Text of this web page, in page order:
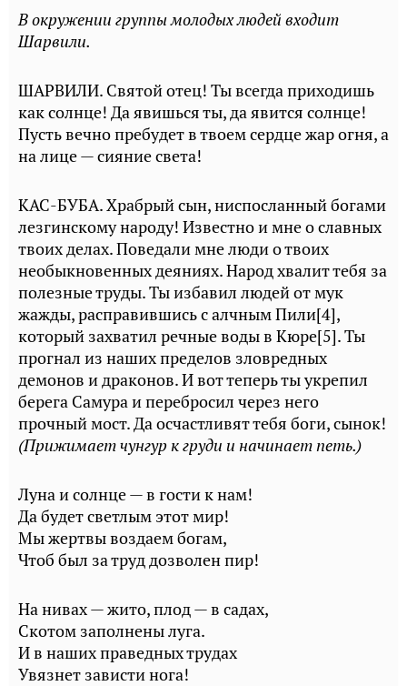
В окружении группы молодых людей входит
Шарвили.
ШАРВИЛИ. Святой отец! Ты всегда приходишь
как солнце! Да явишься ты, да явится солнце!
Пусть вечно пребудет в твоем сердце жар огня, а
на лице — сияние света!
КАС-БУБА. Храбрый сын, ниспосланный богами
лезгинскому народу! Известно и мне о славных
твоих делах. Поведали мне люди о твоих
необыкновенных деяниях. Народ хвалит тебя за
полезные труды. Ты избавил людей от мук
жажды, расправившись с алчным Пили[4],
который захватил речные воды в Кюре[5]. Ты
прогнал из наших пределов зловредных
демонов и драконов. И вот теперь ты укрепил
берега Самура и перебросил через него
прочный мост. Да осчастливят тебя боги, сынок!
(Прижимает чунгур к груди и начинает петь.)
Луна и солнце — в гости к нам!
Да будет светлым этот мир!
Мы жертвы воздаем богам,
Чтоб был за труд дозволен пир!
На нивах — жито, плод — в садах,
Скотом заполнены луга.
И в наших праведных трудах
Увязнет зависти нога!